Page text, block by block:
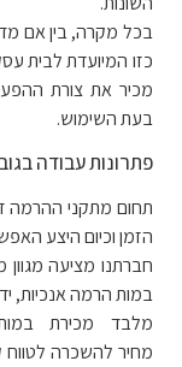
בכל מקרה, בין אם
כזו המיועדת לבית
מכיר את צורת
בעת השימוש.
פתרונות עבודה
תחום מתקני ההרמה
הזמן וכיום היצע
חברתנו מציעה
במות הרמה אנכיות,
מלבד מכירת
מחיר להשכרה לטווח